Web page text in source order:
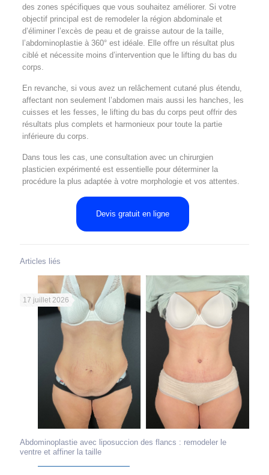
des zones spécifiques que vous souhaitez améliorer. Si votre
objectif principal est de remodeler la région abdominale et
d’éliminer l’excès de peau et de graisse autour de la taille,
l’abdominoplastie à 360° est idéale. Elle offre un résultat plus
ciblé et nécessite moins d’intervention que le lifting du bas du
corps.
En revanche, si vous avez un relâchement cutané plus étendu,
affectant non seulement l’abdomen mais aussi les hanches, les
cuisses et les fesses, le lifting du bas du corps peut offrir des
résultats plus complets et harmonieux pour toute la partie
inférieure du corps.
Dans tous les cas, une consultation avec un chirurgien
plasticien expérimenté est essentielle pour déterminer la
procédure la plus adaptée à votre morphologie et vos attentes.
Devis gratuit en ligne
Articles liés
17 juillet 2026
Abdominoplastie avec liposuccion des flancs : remodeler le
ventre et affiner la taille